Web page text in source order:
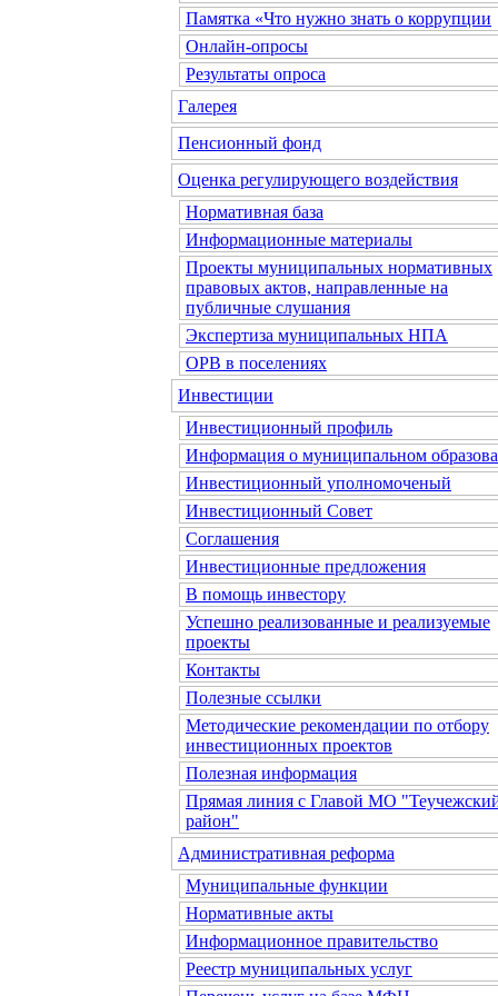
Памятка «Что нужно знать о коррупции
Онлайн-опросы
Результаты опроса
Галерея
Пенсионный фонд
Оценка регулирующего воздействия
Нормативная база
Информационные материалы
Проекты муниципальных нормативных
правовых актов, направленные на
публичные слушания
Экспертиза муниципальных НПА
ОРВ в поселениях
Инвестиции
Инвестиционный профиль
Информация о муниципальном
Инвестиционный уполномоченый
Инвестиционный Совет
Соглашения
Инвестиционные предложения
В помощь инвестору
Успешно реализованные и реализуемые
проекты
Контакты
Полезные ссылки
Методические рекомендации по отбору
инвестиционных проектов
Полезная информация
Прямая линия с Главой МО
район"
Административная реформа
Муниципальные функции
Нормативные акты
Информационное правительство
Реестр муниципальных услуг